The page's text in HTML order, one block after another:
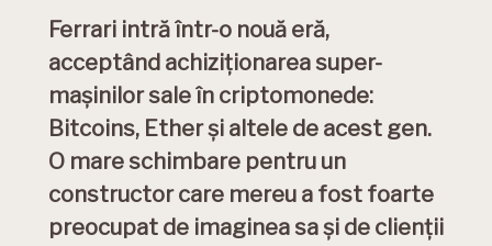
Ferrari intră într-o nouă eră,
acceptând achiziționarea super-
mașinilor sale în criptomonede:
Bitcoins, Ether și altele de acest gen.
O mare schimbare pentru un
constructor care mereu a fost foarte
preocupat de imaginea sa și de clienții